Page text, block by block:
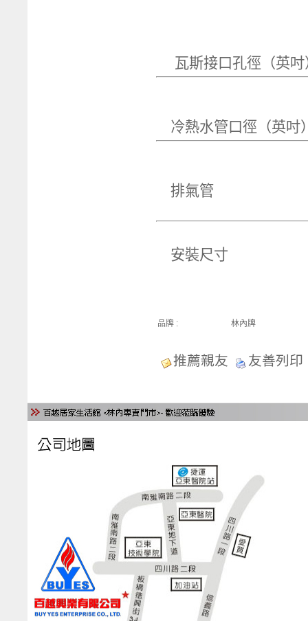
瓦斯接口孔
冷熱水管口
排
安裝尺
品牌 : 林內牌
推薦親友 友善列印